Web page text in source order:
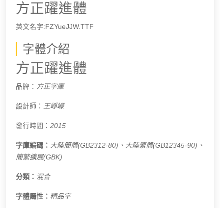
方正躍進體
英文名字:FZYueJJW.TTF
字體介紹
方正躍進體
品牌： 方正字庫
設計師： 王崢嶸
發行時間： 2015
字庫編碼： 大陸簡體(GB2312-80)、 大陸繁體(GB12345-90)、
簡繁擴展(GBK)
分類： 混合
字體屬性： 精品字